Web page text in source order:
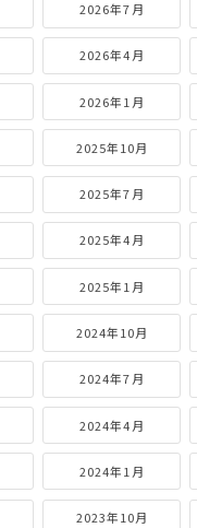
2026年7月
2026年4月
2026年1月
2025年10月
2025年7月
2025年4月
2025年1月
2024年10月
2024年7月
2024年4月
2024年1月
2023年10月